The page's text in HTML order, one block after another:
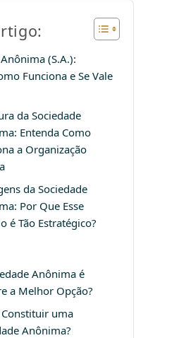
(S.A.):
Funciona e Se Vale
da Sociedade
Entenda Como
a Organização
da Sociedade
Por Que Esse
é Tão Estratégico?
Anônima é
a Melhor Opção?
uma
Anônima?